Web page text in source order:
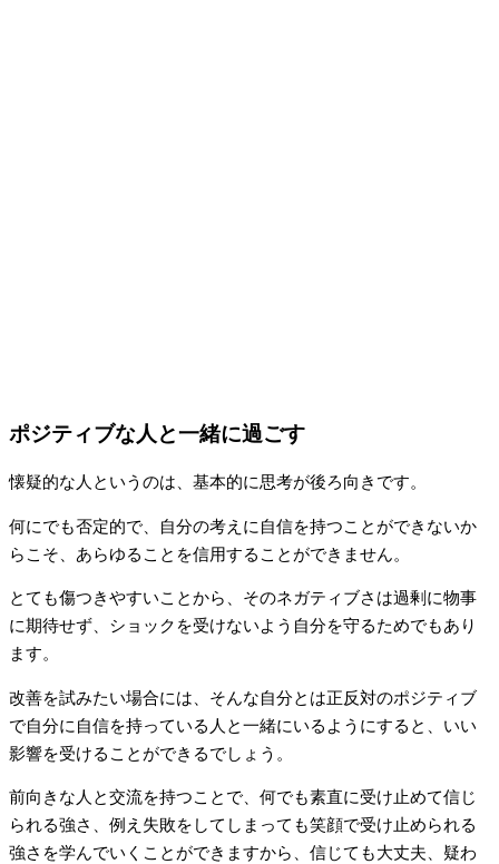
ポジティブな人と一緒に過ごす
懐疑的な人というのは、基本的に思考が後ろ向きです。
何にでも否定的で、自分の考えに自信を持つことができないか
らこそ、あらゆることを信用することができません。
とても傷つきやすいことから、そのネガティブさは過剰に物事
に期待せず、ショックを受けないよう自分を守るためでもあり
ます。
改善を試みたい場合には、そんな自分とは正反対のポジティブ
で自分に自信を持っている人と一緒にいるようにすると、いい
影響を受けることができるでしょう。
前向きな人と交流を持つことで、何でも素直に受け止めて信じ
られる強さ、例え失敗をしてしまっても笑顔で受け止められる
強さを学んでいくことができますから、信じても大丈夫、疑わ